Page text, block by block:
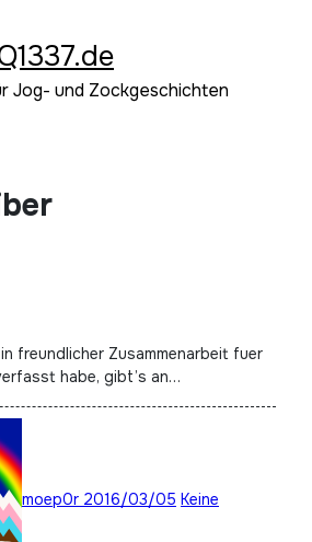
Jog- und Zockgeschichten
habe, gibt’s an…
moep0r 2016/03/05 Keine